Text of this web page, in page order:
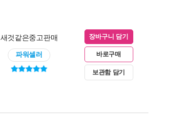
새것같은중고판매
파워셀러
장바구니 담기
바로구매
보관함 담기